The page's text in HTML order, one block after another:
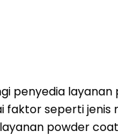
penyedia
seperti jenis
powder